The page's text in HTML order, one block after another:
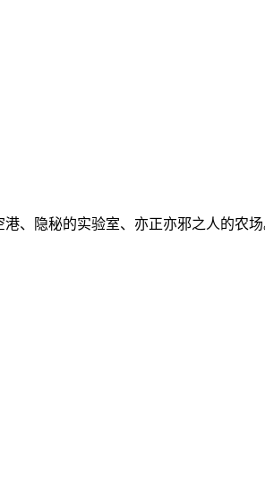
、隐秘的实验室、亦正亦邪之人的农